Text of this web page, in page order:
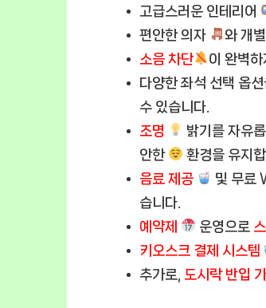
고급스러운 인테리어
편안한 의자
와 개
소음 차단
이 완벽하
다양한 좌석 선택 옵
수 있습니다.
조명
밝기를 자유
안한
환경을 유지
음료 제공
및 무료
습니다.
예약제
운영으로
키오스크 결제 시스템
추가로,
도시락 반입